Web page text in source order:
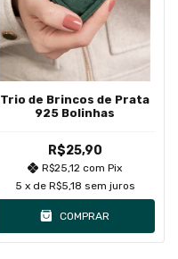
Trio de Brincos de Prata
925 Bolinhas
R$25,90
R$25,12com Pix
5 x de R$5,18 sem juros
COMPRAR